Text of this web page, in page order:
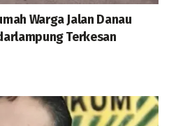
Warga Jalan Danau
Terkesan